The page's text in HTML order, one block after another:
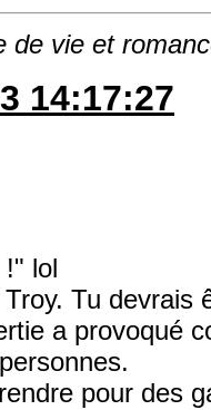
de vie et
14:17:27
!" lol
Tu devrais
a provoqué
pour des